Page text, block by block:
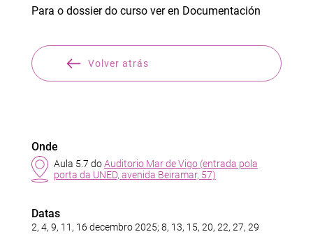
Onde
Aula 5.7 doAuditorio Mar de Vigo (entrada pola
porta da UNED, avenida Beiramar, 57)
Datas
2, 4, 9, 11, 16 decembro 2025; 8, 13, 15, 20, 22, 27, 29
Para o dossier do curso ver en Documentación
Volver atrás